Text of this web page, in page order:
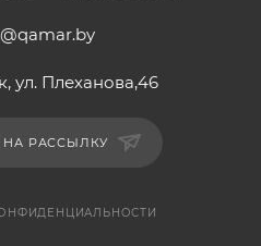
ул. Плеханова,46
РАССЫЛКУ